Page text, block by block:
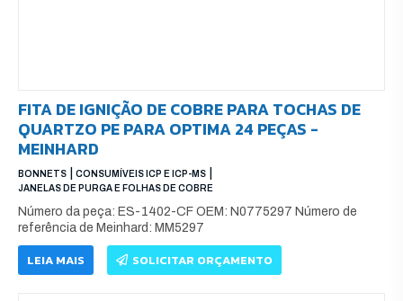
FITA DE IGNIÇÃO DE COBRE PARA TOCHAS DE
QUARTZO PE PARA OPTIMA 24 PEÇAS -
MEINHARD
BONNETS CONSUMÍVEIS ICP E ICP-MS
JANELAS DE PURGA E FOLHAS DE COBRE
Número da peça: ES-1402-CF OEM: N0775297 Número de
referência de Meinhard: MM5297
LEIA MAIS SOLICITAR ORÇAMENTO